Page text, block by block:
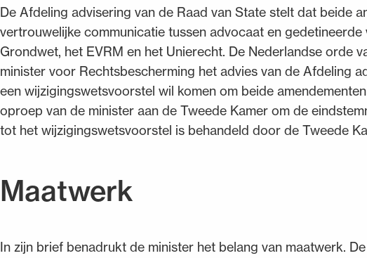
De Afdeling advisering van de Raad van State stelt dat beide
vertrouwelijke communicatie tussen advocaat en
Grondwet, het EVRM en het Unierecht. De Nederlandse orde
minister voor Rechtsbescherming het advies van de Afdeling
een wijzigingswetsvoorstel wil komen om beide
oproep van de minister aan de Tweede Kamer om de
tot het wijzigingswetsvoorstel is behandeld door de Tweede
Maatwerk
In zijn brief benadrukt de minister het belang van maatwerk.